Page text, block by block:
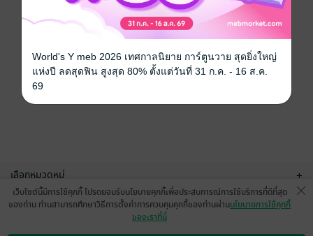
เลือกหมวดหมู่ +
บริการช่วยเหลือ
เว็บไซต์นี้มีการใช้คุกกี้ โปรดยอมรับนโยบายคุกกี้เพื่อประสบการณ์การใช้บริการที่ดีที่สุด
ของท่าน ท่านสามารถศึกษาวิธีการตั้งค่าการควบคุมคุกกี้ของท่านผ่านนโยบายการใช้คุกกี้
ของเราที่นี่
World's Y meb 2026 เทศกาลนิยาย การ์ตูนวาย สุดยิ่งใหญ่
แห่งปี ลดสุดฟิน สูงสุด 80% ตั้งแต่วันที่ 31 ก.ค. - 16 ส.ค.
69